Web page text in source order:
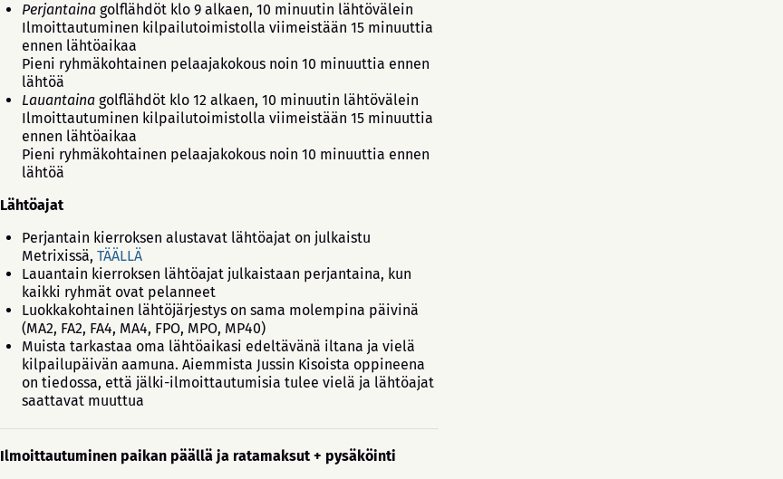
Perjantaina golflähdöt klo 9 alkaen, 10 minuutin lähtövälein
Ilmoittautuminen kilpailutoimistolla viimeistään 15 minuuttia
ennen lähtöaikaa
Pieni ryhmäkohtainen pelaajakokous noin 10 minuuttia ennen
lähtöä
Lauantaina golflähdöt klo 12 alkaen, 10 minuutin lähtövälein
Ilmoittautuminen kilpailutoimistolla viimeistään 15 minuuttia
ennen lähtöaikaa
Pieni ryhmäkohtainen pelaajakokous noin 10 minuuttia ennen
lähtöä
Lähtöajat
Perjantain kierroksen alustavat lähtöajat on julkaistu
Metrixissä, TÄÄLLÄ
Lauantain kierroksen lähtöajat julkaistaan perjantaina, kun
kaikki ryhmät ovat pelanneet
Luokkakohtainen lähtöjärjestys on sama molempina päivinä
(MA2, FA2, FA4, MA4, FPO, MPO, MP40)
Muista tarkastaa oma lähtöaikasi edeltävänä iltana ja vielä
kilpailupäivän aamuna. Aiemmista Jussin Kisoista oppineena
on tiedossa, että jälki-ilmoittautumisia tulee vielä ja lähtöajat
saattavat muuttua
Ilmoittautuminen paikan päällä ja ratamaksut + pysäköinti